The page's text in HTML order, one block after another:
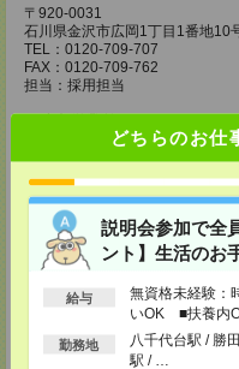
どちらのお仕
説明会参加で全
ント】生活のお
給与
無資格未経験
いOK ■扶養内
以上
勤務地
八千代台駅 / 勝
駅 / …
〒920-0031
石川県金沢市広岡1丁目1番地
TEL：0120-709-707
FAX：0120-709-762
担当：採用担当
京都府京都市下京区新町通七条
ルビル7階
TEL：0120-709-707
FAX：0120-709-751
担当：採用担当
大阪営業所
〒530-0017
大阪府大阪市北区角田町8番1
TEL：0120-995-985
FAX：0120-992-568